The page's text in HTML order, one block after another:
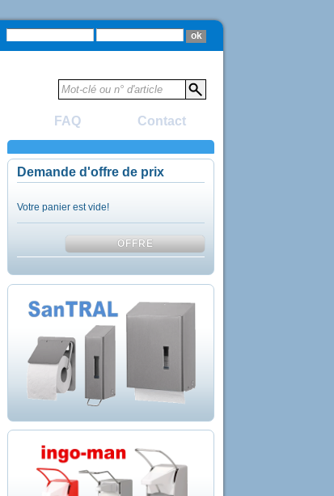
FAQ Contact
Demande d'offre de prix
Votre panier est vide!